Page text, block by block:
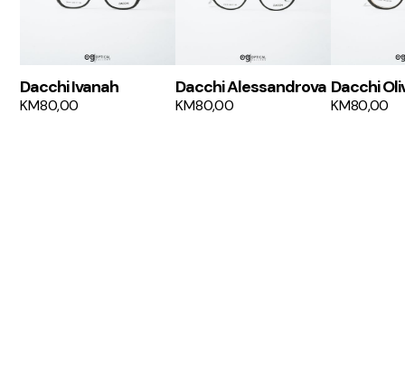
Dacchi Ivanah
KM80,00
Dacchi Alessandrova
KM80,00
Dacchi
KM80,00